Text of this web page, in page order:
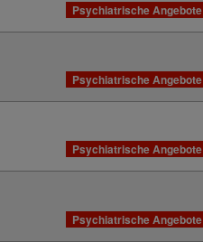
Psychiatrische Angebote
Psychiatrische Angebote
Psychiatrische Angebote
Psychiatrische Angebote